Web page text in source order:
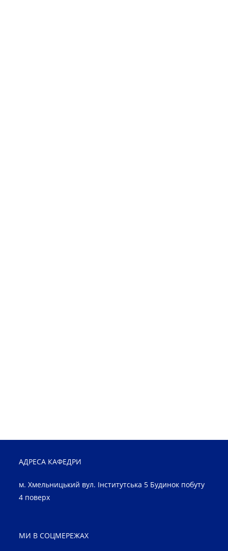
АДРЕСА КАФЕДРИ
м. Хмельницький вул. Інститутська 5 Будинок побуту
4 поверх
МИ В СОЦМЕРЕЖАХ